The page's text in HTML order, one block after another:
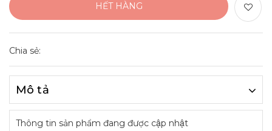
HẾT HÀNG
Chia sẻ:
Mô tả
Thông tin sản phẩm đang được cập nhật